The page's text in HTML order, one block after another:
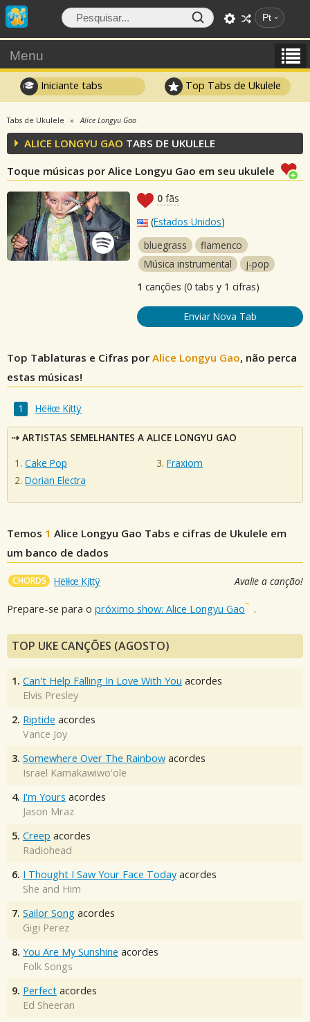
Pt
Menu
Iniciante tabs Top Tabs de Ukulele
Tabs de Ukulele Alice Longyu Gao
ALICE LONGYU GAO TABS DE UKULELE
Toque músicas por Alice Longyu Gao em seu ukulele
0 fãs
(Estados Unidos)
bluegrass
flamenco
Música instrumental
j-pop
1 canções (0 tabs y 1 cifras)
Enviar Nova Tab
Top Tablaturas e Cifras por Alice Longyu Gao, não perca
estas músicas!
Hëłłœ Kįttÿ
ARTISTAS SEMELHANTES A ALICE LONGYU GAO
Cake Pop
Dorian Electra
Fraxiom
Temos 1 Alice Longyu Gao Tabs e cifras de Ukulele em
um banco de dados
CHORDS Hëłłœ Kįttÿ Avalie a canção!
Prepare-se para o próximo show: Alice Longyu Gao .
TOP UKE CANÇÕES (AGOSTO)
1. Can't Help Falling In Love With You acordes
Elvis Presley
2. Riptide acordes
Vance Joy
3. Somewhere Over The Rainbow acordes
Israel Kamakawiwo'ole
4. I'm Yours acordes
Jason Mraz
5. Creep acordes
Radiohead
6. I Thought I Saw Your Face Today acordes
She and Him
7. Sailor Song acordes
Gigi Perez
8. You Are My Sunshine acordes
Folk Songs
9. Perfect acordes
Ed Sheeran